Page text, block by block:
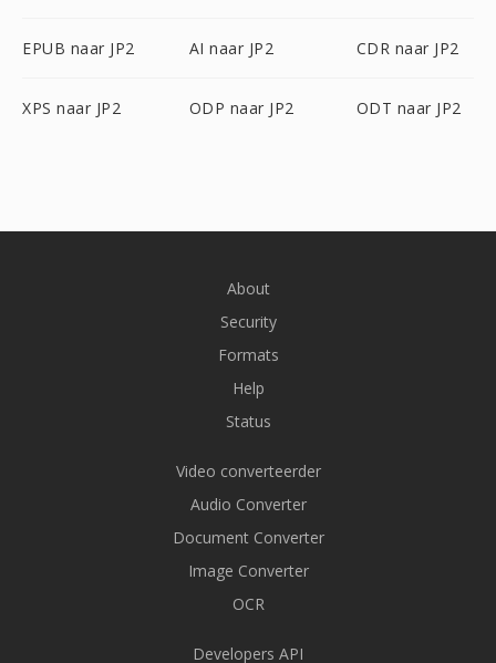
EPUB naar JP2 AI naar JP2 CDR naar JP2
XPS naar JP2 ODP naar JP2 ODT naar JP2
About
Security
Formats
Help
Status
Video converteerder
Audio Converter
Document Converter
Image Converter
OCR
Developers API